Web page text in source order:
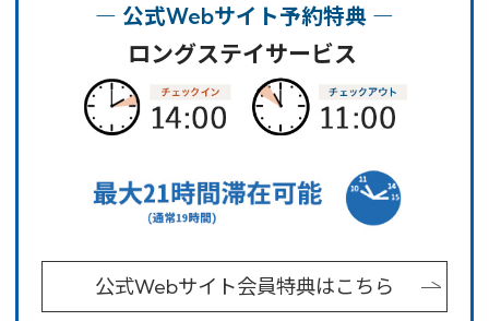
― 公式Webサイト予約特典 ―
ロングステイサービス
公式Webサイト会員特典はこちら